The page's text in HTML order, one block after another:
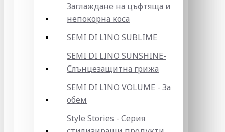
Заглаждане на цъфтяща и
непокорна коса
SEMI DI LINO SUBLIME
SEMI DI LINO SUNSHINE-
Слънцезащитна грижа
SEMI DI LINO VOLUME - За
обем
Style Stories - Серия